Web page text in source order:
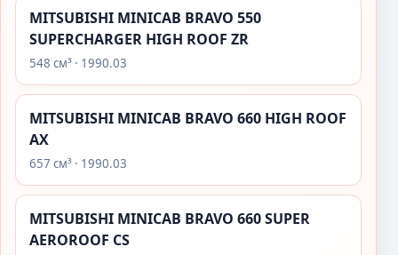
MITSUBISHI MINICAB BRAVO 550
SUPERCHARGER HIGH ROOF ZR
548 см³ · 1990.03
MITSUBISHI MINICAB BRAVO 660 HIGH ROOF
AX
657 см³ · 1990.03
MITSUBISHI MINICAB BRAVO 660 SUPER
AEROROOF CS